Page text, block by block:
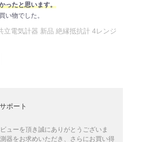
ったと思います。
い物でした。
立電気計器 新品 絶縁抵抗計 4レンジ
ポート
ューを頂き誠にありがとうございま
器をお求めいただき、さらにお買い得